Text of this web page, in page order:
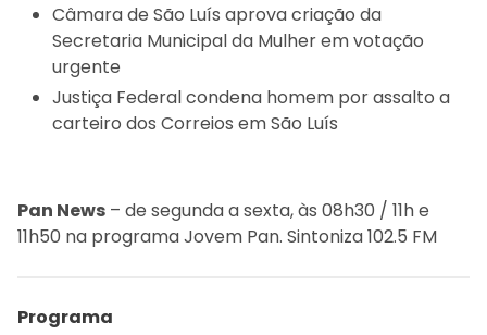
Câmara de São Luís aprova criação da
Secretaria Municipal da Mulher em votação
urgente
Justiça Federal condena homem por assalto a
carteiro dos Correios em São Luís
Pan News – de segunda a sexta, às 08h30 / 11h e
11h50 na programa Jovem Pan. Sintoniza 102.5 FM
Programa